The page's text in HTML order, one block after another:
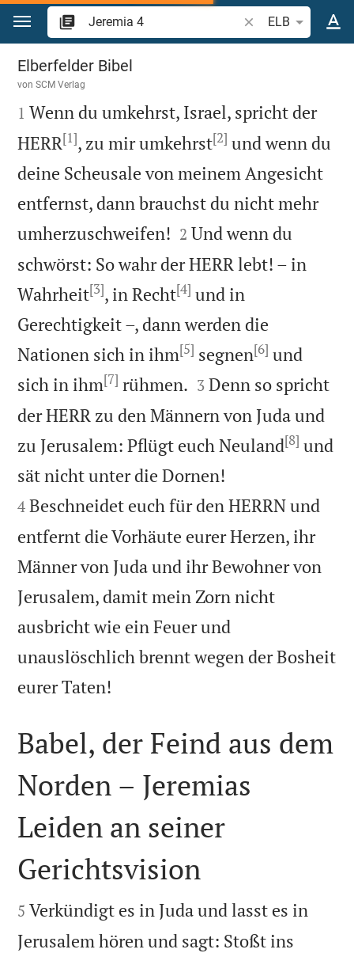
Zum Inhalt springen
Bibelstelle oder
ELB
Jeremia 4
Elberfelder Bibel
vonSCM Verlag

1 Wenn du umkehrst, Israel, spricht der
HERR[1], zu mir umkehrst[2] und wenn du
deine Scheusale von meinem Angesicht
entfernst, dann brauchst du nicht mehr
umherzuschweifen! 

2 Und wenn du
schwörst: So wahr der HERR lebt! – in
Wahrheit[3], in Recht[4] und in
Gerechtigkeit –, dann werden die
Nationen sich in ihm[5] segnen[6] und
sich in ihm[7] rühmen. 

3 Denn so spricht
der HERR zu den Männern von Juda und
zu Jerusalem: Pflügt euch Neuland[8] und
sät nicht unter die Dornen!
4 Beschneidet euch für den HERRN und
entfernt die Vorhäute eurer Herzen, ihr
Männer von Juda und ihr Bewohner von
Jerusalem, damit mein Zorn nicht
ausbricht wie ein Feuer und
unauslöschlich brennt wegen der Bosheit
eurer Taten!

Babel, der Feind aus dem
Norden – Jeremias
Leiden an seiner
Gerichtsvision

5 Verkündigt es in Juda und lasst es in
Jerusalem hören und sagt: Stoßt ins